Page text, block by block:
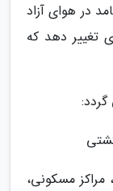
در هوای آزاد
تغییر دهد که
گردد:
مراکز مسکونی،